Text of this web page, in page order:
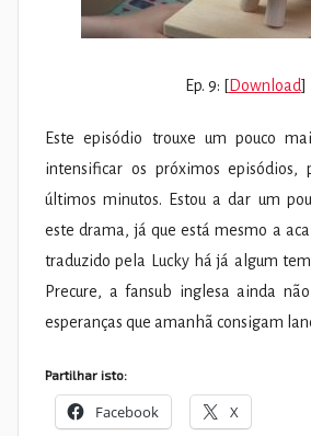
Ep. 9: [Download]
Este episódio trouxe um pouco
intensificar os próximos episódios,
últimos minutos. Estou a dar um
este drama, já que está mesmo a
traduzido pela Lucky há já algum
Precure, a fansub inglesa ainda
esperanças que amanhã consigam
Partilhar isto:
Facebook X